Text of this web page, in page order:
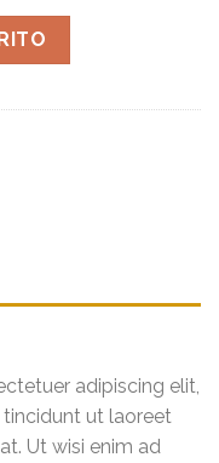
adipiscing elit,
ut laoreet
Ut wisi enim ad